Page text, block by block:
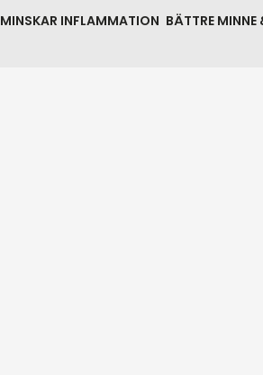
MINSKAR INFLAMMATION BÄTTRE MINNE